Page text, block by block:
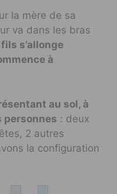
la mère de sa
va dans les bras
s’allonge
à
au sol, à
personnes : deux
2 autres
la configuration